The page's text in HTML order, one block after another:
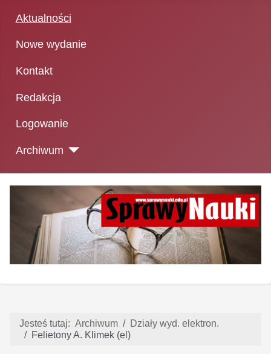
Aktualności
Nowe wydanie
Kontakt
Redakcja
Logowanie
Archiwum
Jesteś tutaj: Archiwum
Działy wyd. elektron.
Felietony A. Klimek (el)